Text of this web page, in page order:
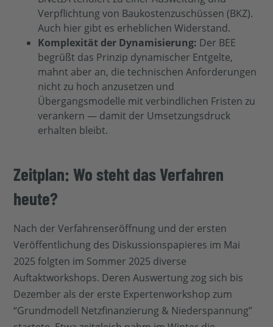
Verpflichtung von Baukostenzuschüssen (BKZ).
Auch hier gibt es erheblichen Widerstand.
Komplexität der Dynamisierung: Der BEE
begrüßt das Prinzip dynamischer Entgelte,
mahnt aber an, die technischen Anforderungen
nicht zu hoch anzusetzen und
Übergangsmodelle mit verbindlichen Fristen zu
verankern — damit der Umsetzungsdruck
erhalten bleibt.
Zeitplan: Wo steht das Verfahren
heute?
Nach der Verfahrenseröffnung und der ersten
Veröffentlichung des Diskussionspapieres im Mai
2025 folgten im Sommer 2025 diverse
Auftaktworkshops. Deren Auswertung zog sich bis
Dezember als der erste Expertenworkshop zum
“Grundmodell Netzfinanzierung & Niederspannung”